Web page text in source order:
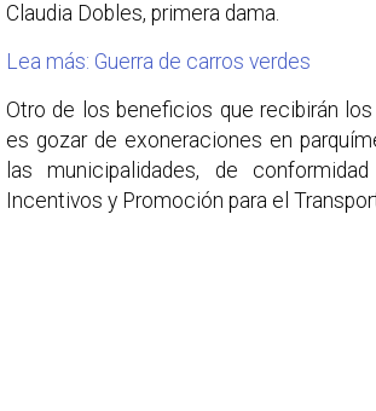
Claudia Dobles, primera dama.
Lea más: Guerra de carros verdes
Otro de los beneficios que recibirán
es gozar de exoneraciones en
las municipalidades, de
Incentivos y Promoción para el